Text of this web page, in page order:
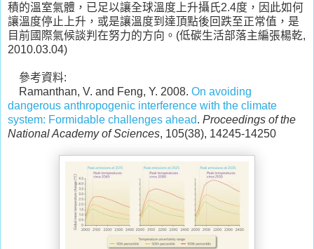
積的溫室氣體，已足以讓全球溫度上升攝氏2.4度，因此如何
讓溫度停止上升，或是讓溫度到達頂點後回跌至正常值，是
目前國際氣候談判在努力的方向。(低碳生活部落主編張楊乾,
2010.03.04)
參考資料:
Ramanthan, V. and Feng, Y. 2008. On avoiding
dangerous anthropogenic interference with the climate
system: Formidable challenges ahead. Proceedings of the
National Academy of Sciences, 105(38), 14245-14250